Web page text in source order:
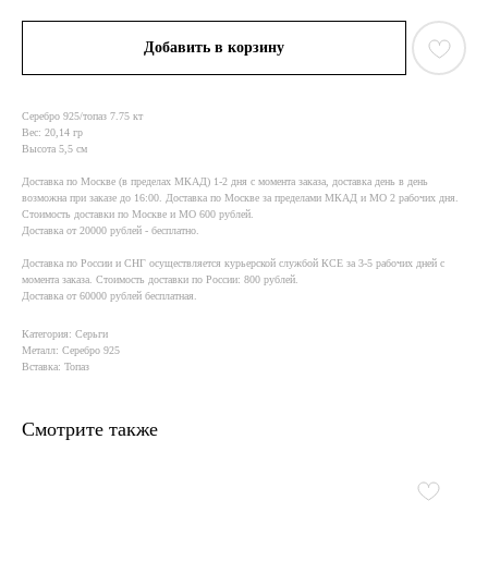
Добавить в корзину
Серебро 925/топаз 7.75 кт
Вес: 20,14 гр
Высота 5,5 см
Доставка по Москве (в пределах МКАД) 1-2 дня с момента заказа, доставка день в день
возможна при заказе до 16:00. Доставка по Москве за пределами МКАД и МО 2 рабочих дня.
Стоимость доставки по Москве и МО 600 рублей.
Доставка от 20000 рублей - бесплатно.
Доставка по России и СНГ осуществляется курьерской службой КСE за 3-5 рабочих дней с
момента заказа. Стоимость доставки по России: 800 рублей.
Доставка от 60000 рублей бесплатная.
Категория: Серьги
Металл: Серебро 925
Вставка: Топаз
Смотрите также